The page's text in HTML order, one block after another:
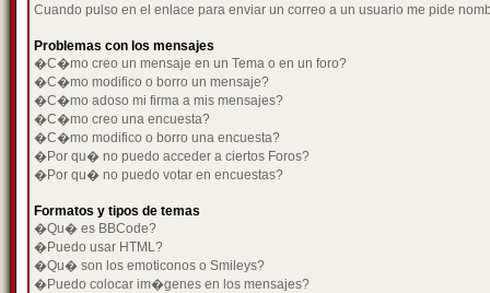
Cuando pulso en el enlace para enviar un correo a un usuario me pide
Problemas con los mensajes
�C�mo creo un mensaje en un Tema o en un foro?
�C�mo modifico o borro un mensaje?
�C�mo adoso mi firma a mis mensajes?
�C�mo creo una encuesta?
�C�mo modifico o borro una encuesta?
�Por qu� no puedo acceder a ciertos Foros?
�Por qu� no puedo votar en encuestas?
Formatos y tipos de temas
�Qu� es BBCode?
�Puedo usar HTML?
�Qu� son los emoticonos o Smileys?
�Puedo colocar im�genes en los mensajes?